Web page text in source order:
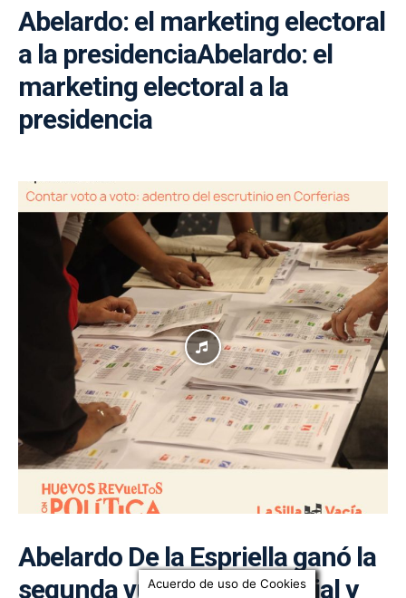
Abelardo: el marketing electoral
a la presidenciaAbelardo: el
marketing electoral a la
presidencia
Abelardo De la Espriella ganó la
segunda vuelta presidencial y
Acuerdo de uso de Cookies